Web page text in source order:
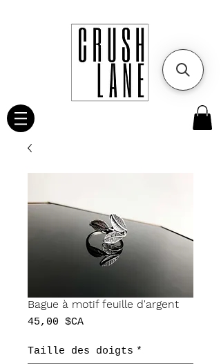
Bague à motif feuille d'argent
45,00 $CAPrix
Taille des doigts *